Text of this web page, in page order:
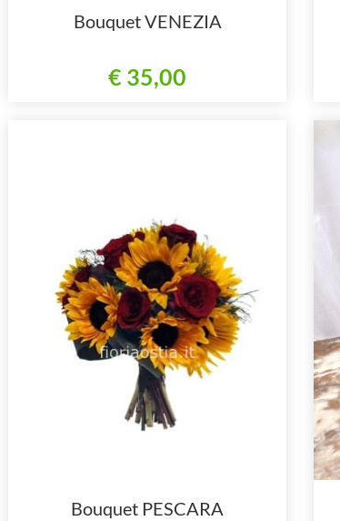
Bouquet VENEZIA
€ 35,00
Bouquet PESCARA